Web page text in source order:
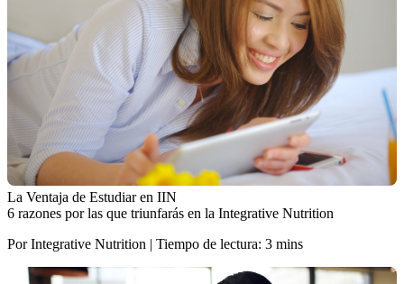
La Ventaja de Estudiar en IIN
6 razones por las que triunfarás en la Integrative Nutrition
Por Integrative Nutrition | Tiempo de lectura: 3 mins